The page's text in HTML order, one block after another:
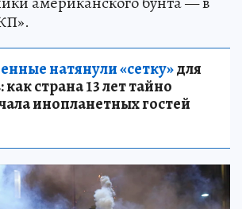
натянули «сетку»для
страна 13 лет тайно
инопланетных гостей